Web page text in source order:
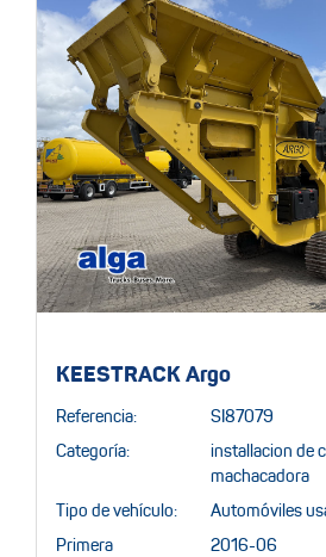
KEESTRACK Argo
Referencia: SI87079
Categoría:
installacion de
machacadora
Tipo de vehículo: Automóviles
Primera
2016-06